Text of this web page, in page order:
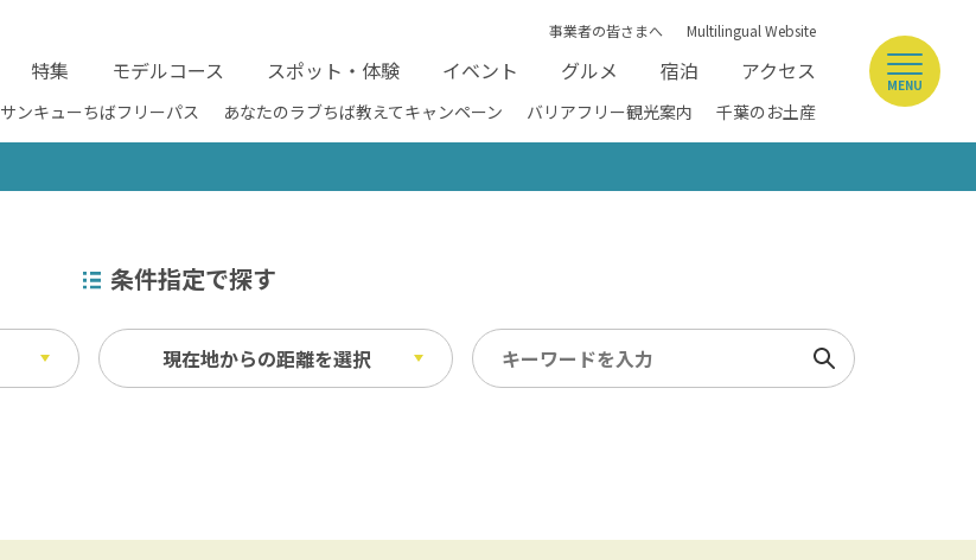
事業者の皆さまへ Multilingual Website
特集 モデルコース スポット・体験 イベント グルメ 宿泊 アクセス
サンキューちばフリーパス あなたのラブちば教えてキャンペーン バリアフリー観光案内 千葉のお土産
MENU
条件指定で探す
現在地からの距離を選択 検索
刻み食対応 アレルギー対応